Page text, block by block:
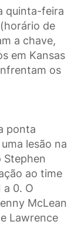
quinta-feira
de
a chave,
em Kansas
os
ponta
lesão na
Stephen
ao time
a 0. O
McLean
Lawrence